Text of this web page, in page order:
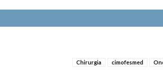
Chirurgia cimofesmed